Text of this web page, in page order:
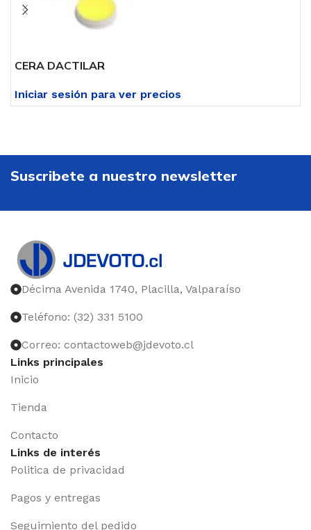
CERA DACTILAR
Iniciar sesión para ver precios
Suscribete a nuestro newsletter
Décima Avenida 1740, Placilla, Valparaíso
Teléfono: (32) 331 5100
Correo: contactoweb@jdevoto.cl
Links principales
Inicio
Tienda
Contacto
Links de interés
Politica de privacidad
Pagos y entregas
Seguimiento del pedido